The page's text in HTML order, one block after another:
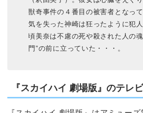
獣奇事件の４番目の被害者となっ
気を失った神崎は狂ったように犯
頃美奈は不慮の死や殺された人の
門”の前に立っていた・・・。
『スカイハイ 劇場版』のテレ